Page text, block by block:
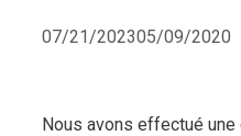
07/21/202305/09/2020
Nous avons effectué une